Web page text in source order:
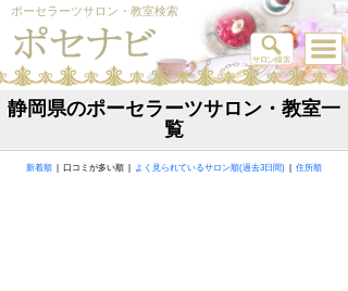
ポーセラーツサロン・教室検索
静岡県のポーセラーツサロン・教室一
覧
新着順 | 口コミが多い順 | よく見られているサロン順(過去3日間) 住所順